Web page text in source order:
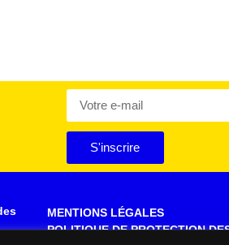
S'inscrire
MENTIONS LÉGALES
POLITIQUE DE PROTECTION